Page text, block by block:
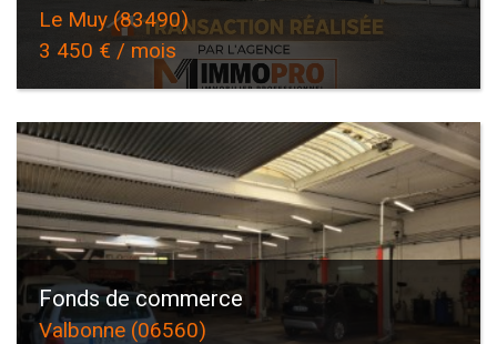
Le Muy (83490)
3 450 € / mois
Fonds de commerce
Valbonne (06560)